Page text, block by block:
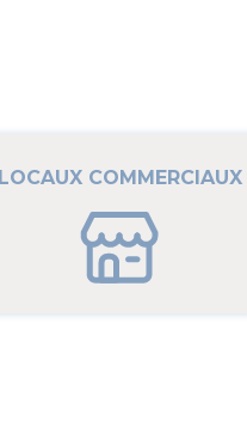
LOCAUX COMMERCIAUX